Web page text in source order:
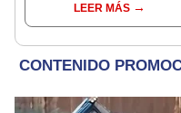
conoce las fechas de
depósito
LEER MÁS